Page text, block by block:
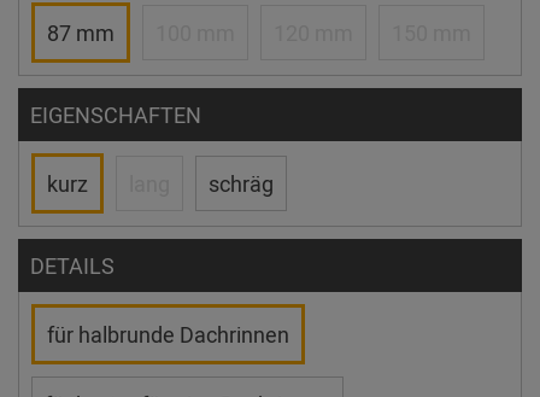
87 mm
EIGENSCHAFTEN
kurz schräg
DETAILS
für halbrunde Dachrinnen